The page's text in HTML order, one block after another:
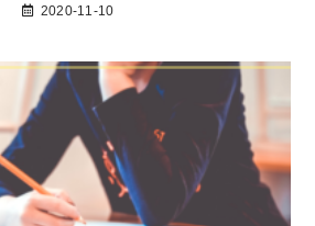
2020-11-10